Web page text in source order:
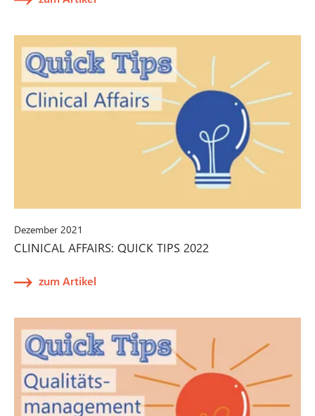
Dezember 2021
CLINICAL AFFAIRS: QUICK TIPS 2022
zum Artikel